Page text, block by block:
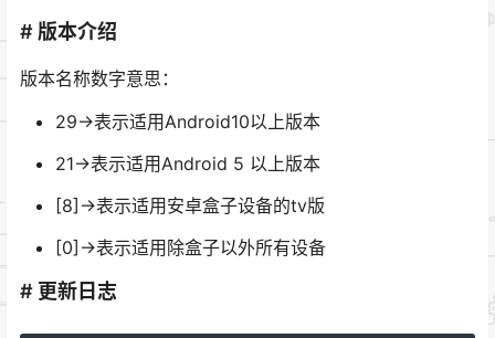
# 版本介绍
版本名称数字意思：
29->表示适用Android10以上版本
21->表示适用Android 5 以上版本
[8]->表示适用安卓盒子设备的tv版
[0]->表示适用除盒子以外所有设备
# 更新日志